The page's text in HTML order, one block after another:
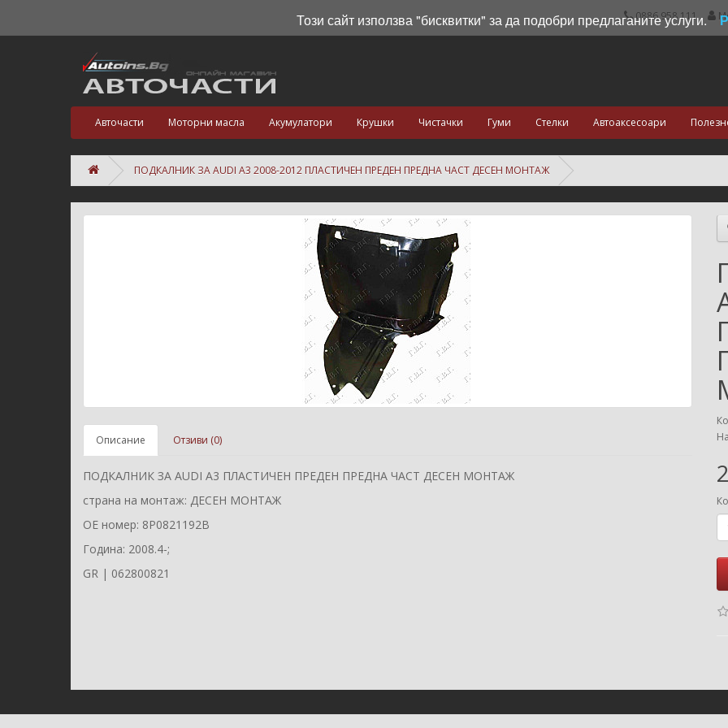
0886 958 111
Авточасти Моторни масла Акумулатори Крушки Чистачки Гуми Стелки Автоаксесоари
ПОДКАЛНИК ЗА AUDI A3 2008-2012 ПЛАСТИЧЕН ПРЕДЕН ПРЕДНА ЧАСТ ДЕСЕН МОНТАЖ
Описание Отзиви (0)
ПОДКАЛНИК ЗА AUDI A3 ПЛАСТИЧЕН ПРЕДЕН ПРЕДНА ЧАСТ ДЕСЕН МОНТАЖ
страна на монтаж: ДЕСЕН МОНТАЖ
ОЕ номер: 8P0821192B
Година: 2008.4-;
GR | 062800821
Този сайт използва "бисквитки" за да подобри предлаганите услуги.